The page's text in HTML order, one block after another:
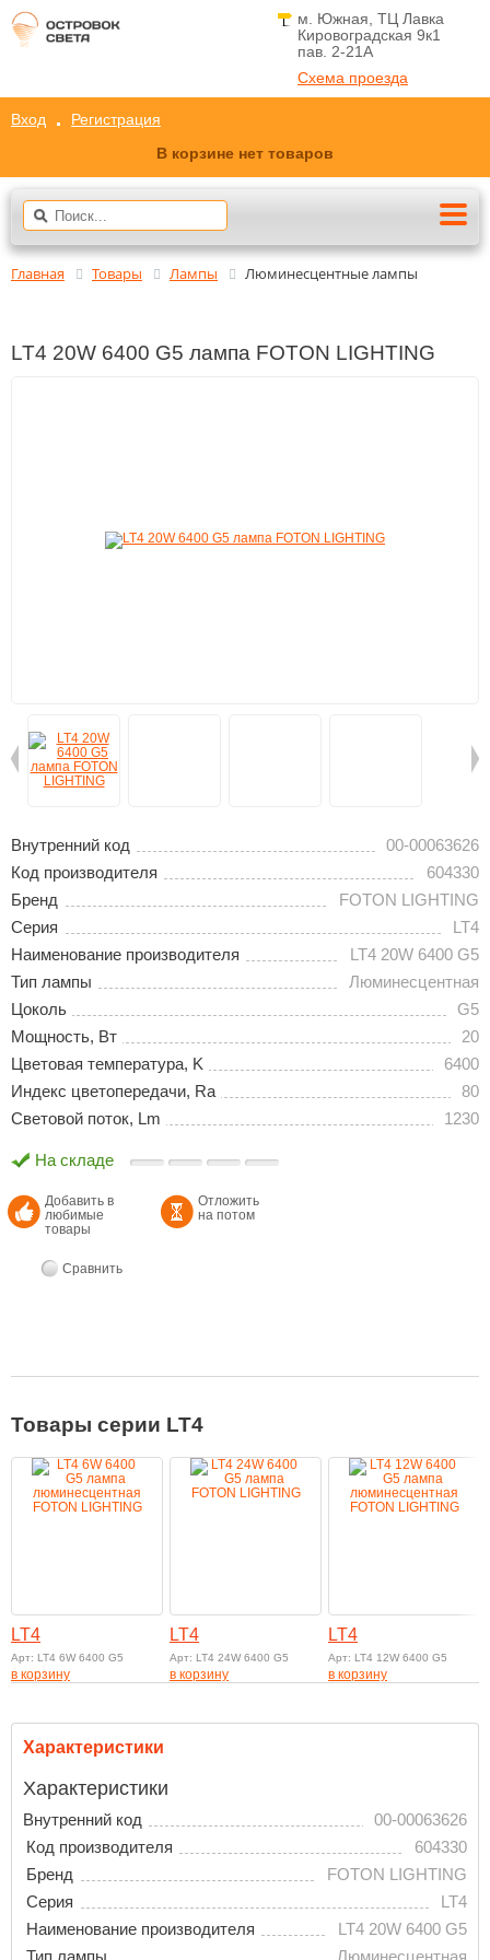
м. Южная, ТЦ Лавка
Кировоградская 9к1
пав. 2-21A
Схема проезда
Вход
Регистрация
В корзине нет товаров
Главная Товары Лампы Люминесцентные лампы
LT4 20W 6400 G5 лампа FOTON LIGHTING
Внутренний код
00-00063626
Код производителя
604330
Бренд
FOTON LIGHTING
Серия
LT4
Наименование производителя
LT4 20W 6400 G5
Тип лампы
Люминесцентная
Цоколь
G5
Мощность, Вт
20
Цветовая температура, K
6400
Индекс цветопередачи, Ra
80
Световой поток, Lm
1230
На складе
Добавить в
любимые
товары
Отложить
на потом
Сравнить
Товары серии LT4
LT4
Арт: LT4 6W 6400 G5
в корзину
LT4
Арт: LT4 24W 6400 G5
в корзину
LT4
Арт: LT4 12W 6400 G5
в корзину
Характеристики
Характеристики
Внутренний код
00-00063626
Код производителя
604330
Бренд
FOTON LIGHTING
Серия
LT4
Наименование производителя
LT4 20W 6400 G5